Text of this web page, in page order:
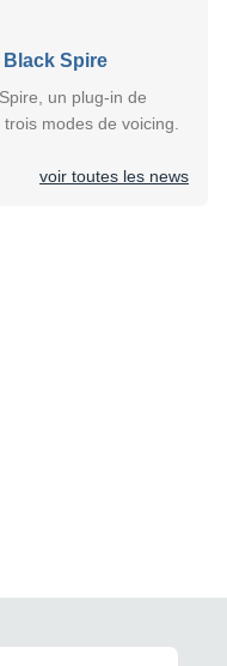
Spire
un plug-in de
modes de voicing.
voir toutes les news